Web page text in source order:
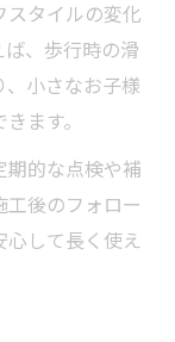
タイルの変化
、歩行時の滑
小さなお子様
ます。
期的な点検や補
後のフォロー
して長く使え